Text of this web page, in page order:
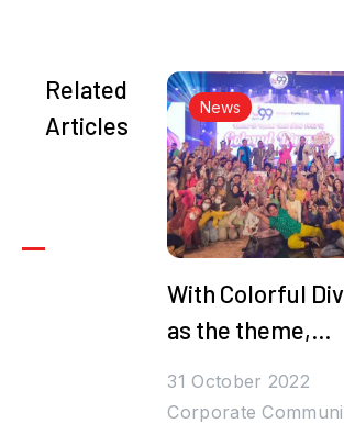
Related
Articles
News
With Colorful
as the theme,
Bihalal is
31 October 2022
Corporate